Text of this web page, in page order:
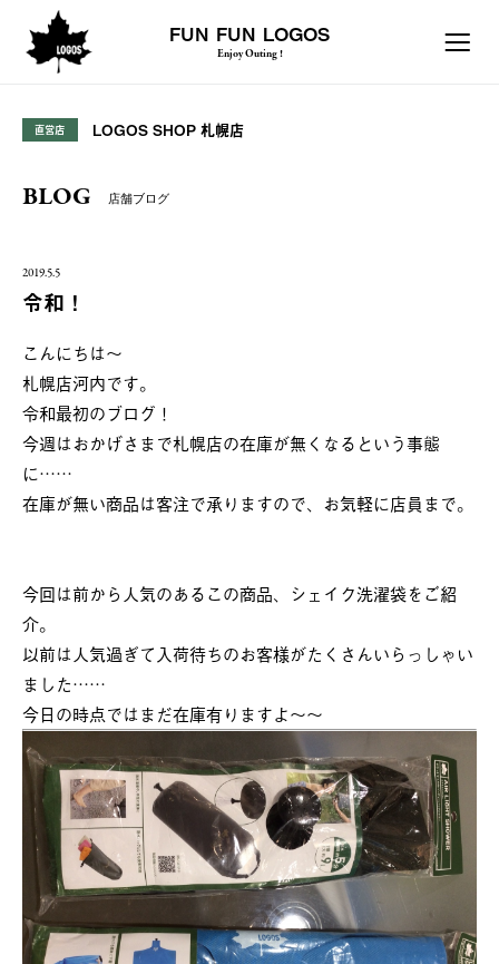
FUN FUN LOGOS
Enjoy Outing !
直営店 LOGOS SHOP 札幌店
BLOG 店舗ブログ
2019.5.5
令和！
こんにちは～
札幌店河内です。
令和最初のブログ！
今週はおかげさまで札幌店の在庫が無くなるという事態
に……
在庫が無い商品は客注で承りますので、お気軽に店員まで。
今回は前から人気のあるこの商品、シェイク洗濯袋をご紹
介。
以前は人気過ぎて入荷待ちのお客様がたくさんいらっしゃい
ました……
今日の時点ではまだ在庫有りますよ～～